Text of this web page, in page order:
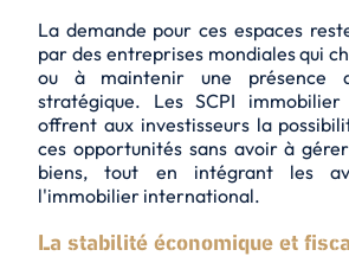
La demande pour ces espaces
par des entreprises mondiales qui
ou à maintenir une présence
stratégique. Les SCPI immobilier
offrent aux investisseurs la
ces opportunités sans avoir à
biens, tout en intégrant les
l'immobilier international.
La stabilité économique et